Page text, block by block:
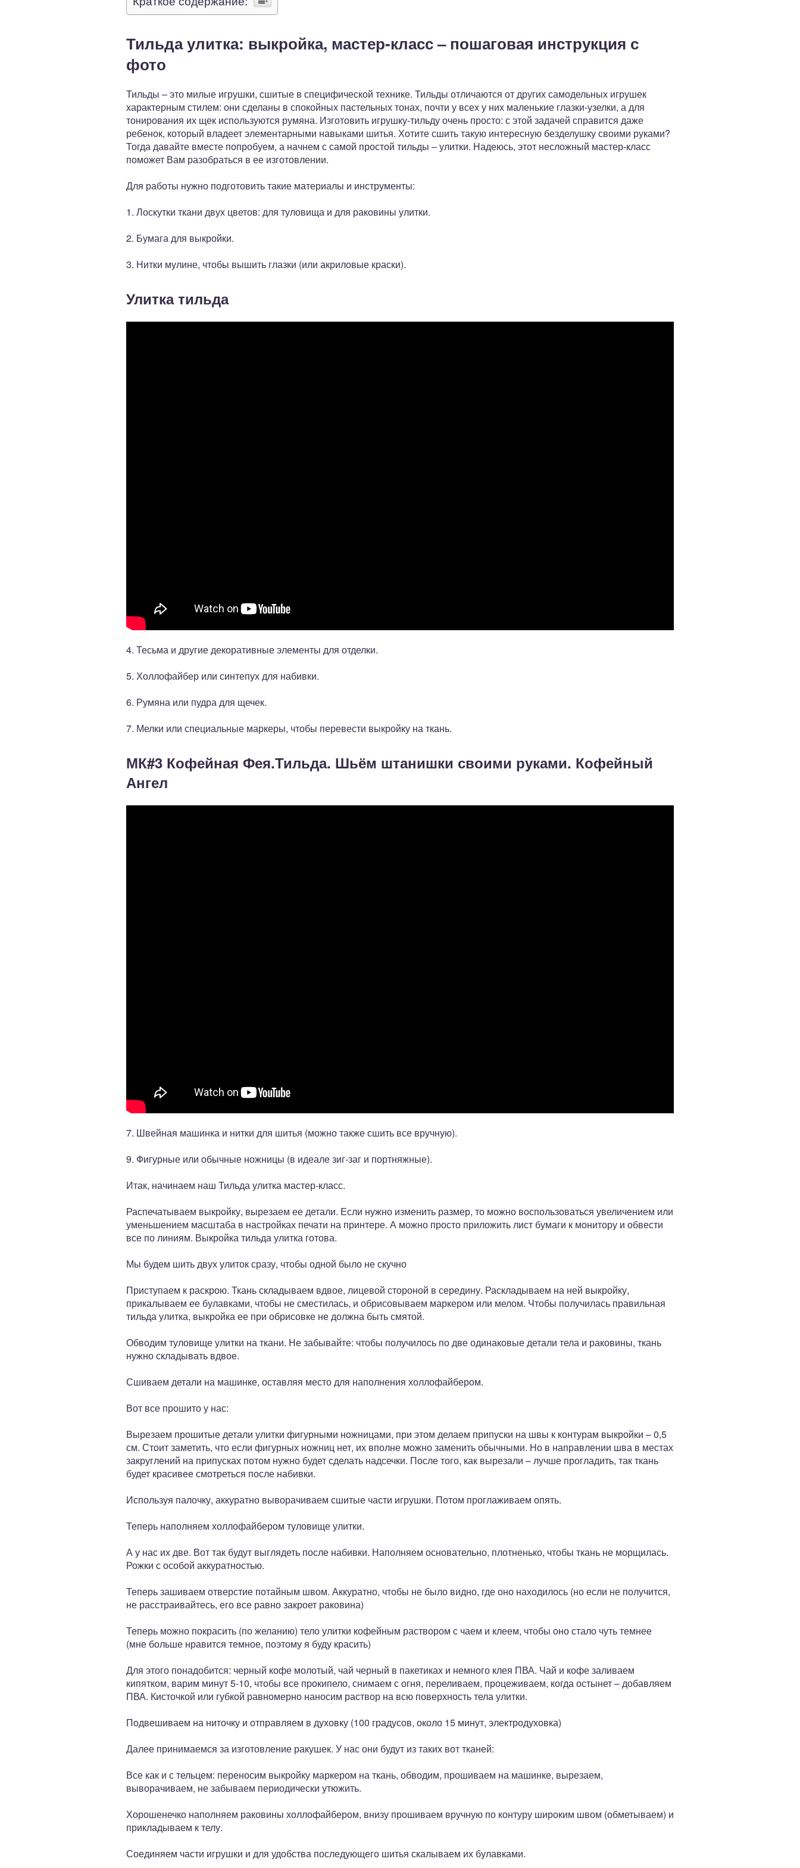
Тильда улитка: выкройка, мастер-класс – пошаговая инструкция с
фото
Тильды – это милые игрушки, сшитые в специфической технике. Тильды отличаются от других самодельных игрушек
характерным стилем: они сделаны в спокойных пастельных тонах, почти у всех у них маленькие глазки-узелки, а для
тонирования их щек используются румяна. Изготовить игрушку-тильду очень просто: с этой задачей справится даже
ребенок, который владеет элементарными навыками шитья. Хотите сшить такую интересную безделушку своими руками?
Тогда давайте вместе попробуем, а начнем с самой простой тильды – улитки. Надеюсь, этот несложный мастер-класс
поможет Вам разобраться в ее изготовлении.
Для работы нужно подготовить такие материалы и инструменты:
1. Лоскутки ткани двух цветов: для туловища и для раковины улитки.
2. Бумага для выкройки.
3. Нитки мулине, чтобы вышить глазки (или акриловые краски).
Улитка тильда
4. Тесьма и другие декоративные элементы для отделки.
5. Холлофайбер или синтепух для набивки.
6. Румяна или пудра для щечек.
7. Мелки или специальные маркеры, чтобы перевести выкройку на ткань.
МК#3 Кофейная Фея.Тильда. Шьём штанишки своими руками. Кофейный
Ангел
7. Швейная машинка и нитки для шитья (можно также сшить все вручную).
9. Фигурные или обычные ножницы (в идеале зиг-заг и портняжные).
Итак, начинаем наш Тильда улитка мастер-класс.
Распечатываем выкройку, вырезаем ее детали. Если нужно изменить размер, то можно воспользоваться увеличением или
уменьшением масштаба в настройках печати на принтере. А можно просто приложить лист бумаги к монитору и обвести
все по линиям. Выкройка тильда улитка готова.
Мы будем шить двух улиток сразу, чтобы одной было не скучно
Приступаем к раскрою. Ткань складываем вдвое, лицевой стороной в середину. Раскладываем на ней выкройку,
прикалываем ее булавками, чтобы не сместилась, и обрисовываем маркером или мелом. Чтобы получилась правильная
тильда улитка, выкройка ее при обрисовке не должна быть смятой.
Обводим туловище улитки на ткани. Не забывайте: чтобы получилось по две одинаковые детали тела и раковины, ткань
нужно складывать вдвое.
Сшиваем детали на машинке, оставляя место для наполнения холлофайбером.
Вот все прошито у нас:
Вырезаем прошитые детали улитки фигурными ножницами, при этом делаем припуски на швы к контурам выкройки – 0,5
см. Стоит заметить, что если фигурных ножниц нет, их вполне можно заменить обычными. Но в направлении шва в местах
закруглений на припусках потом нужно будет сделать надсечки. После того, как вырезали – лучше прогладить, так ткань
будет красивее смотреться после набивки.
Используя палочку, аккуратно выворачиваем сшитые части игрушки. Потом проглаживаем опять.
Теперь наполняем холлофайбером туловище улитки.
А у нас их две. Вот так будут выглядеть после набивки. Наполняем основательно, плотненько, чтобы ткань не морщилась.
Рожки с особой аккуратностью.
Теперь зашиваем отверстие потайным швом. Аккуратно, чтобы не было видно, где оно находилось (но если не получится,
не расстраивайтесь, его все равно закроет раковина)
Теперь можно покрасить (по желанию) тело улитки кофейным раствором с чаем и клеем, чтобы оно стало чуть темнее
(мне больше нравится темное, поэтому я буду красить)
Для этого понадобится: черный кофе молотый, чай черный в пакетиках и немного клея ПВА. Чай и кофе заливаем
кипятком, варим минут 5-10, чтобы все прокипело, снимаем с огня, переливаем, процеживаем, когда остынет – добавляем
ПВА. Кисточкой или губкой равномерно наносим раствор на всю поверхность тела улитки.
Подвешиваем на ниточку и отправляем в духовку (100 градусов, около 15 минут, электродуховка)
Далее принимаемся за изготовление ракушек. У нас они будут из таких вот тканей:
Все как и с тельцем: переносим выкройку маркером на ткань, обводим, прошиваем на машинке, вырезаем,
выворачиваем, не забываем периодически утюжить.
Хорошенечко наполняем раковины холлофайбером, внизу прошиваем вручную по контуру широким швом (обметываем) и
прикладываем к телу.
Соединяем части игрушки и для удобства последующего шитья скалываем их булавками.